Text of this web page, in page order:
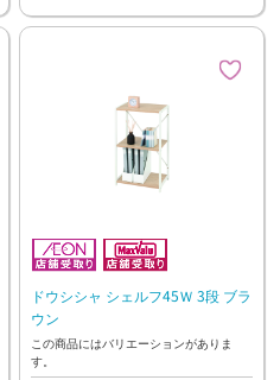
ドウシシャ シェルフ45Ｗ 3段 ブラ
ウン
この商品にはバリエーションがありま
す。